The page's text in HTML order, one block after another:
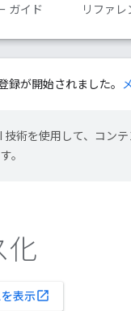
ガイド リファレ
録が開始されました。
技術を使用して、コン
。
化
表示open_in_new